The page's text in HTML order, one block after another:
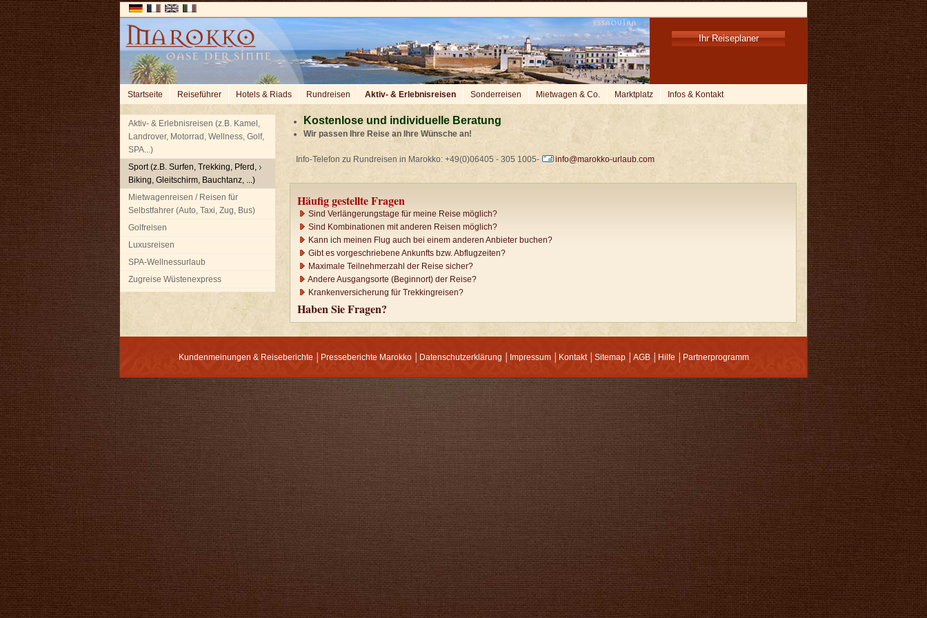
Ihr Reiseplaner
Startseite Reiseführer Hotels & Riads Rundreisen Aktiv- & Erlebnisreisen Sonderreisen Mietwagen & Co. Marktplatz Infos & Kontakt
Aktiv- & Erlebnisreisen (z.B. Kamel,
Landrover, Motorrad, Wellness, Golf,
SPA...)
Sport (z.B. Surfen, Trekking, Pferd,
Biking, Gleitschirm, Bauchtanz, ...)
Mietwagenreisen / Reisen für
Selbstfahrer (Auto, Taxi, Zug, Bus)
Golfreisen
Luxusreisen
SPA-Wellnessurlaub
Zugreise Wüstenexpress
Kostenlose und individuelle Beratung
Wir passen Ihre Reise an Ihre Wünsche an!
Info-Telefon zu Rundreisen in Marokko: +49(0)06405 - 305 1005- info@marokko-urlaub.com
Häufig gestellte Fragen
Sind Verlängerungstage für meine Reise möglich?
Sind Kombinationen mit anderen Reisen möglich?
Kann ich meinen Flug auch bei einem anderen Anbieter buchen?
Gibt es vorgeschriebene Ankunfts bzw. Abflugzeiten?
Maximale Teilnehmerzahl der Reise sicher?
Andere Ausgangsorte (Beginnort) der Reise?
Krankenversicherung für Trekkingreisen?
Haben Sie Fragen?
Kundenmeinungen & Reiseberichte Presseberichte Marokko│ Datenschutzerklärung Impressum│ Kontakt│ Sitemap│ AGB│ Hilfe Partnerprogramm